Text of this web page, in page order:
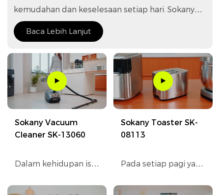
kemudahan dan keselesaan setiap hari. Sokany
didedikasikan untuk membawa kemudahan dan
kesenangan yang belum pernah terjadi
sebelumnya kepada pelanggan kami. Melayari
keluarga muda/pertengahan umur, isi rumah
pelbagai generasi, atau individu muda tunggal,
kami dengan lancar memenuhi keperluan yang
Baca Lebih Lanjut
Sokany Vacuum
Cleaner SK-13060
Dalam kehidupan isi
Sokany Toaster SK-
08113
Pada setiap pagi yang